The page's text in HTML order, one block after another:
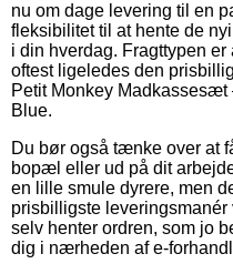
nu om dage levering til en
fleksibilitet til at hente de
i din hverdag. Fragttypen
oftest ligeledes den
Petit Monkey
Blue.
Du bør også tænke over at
bopæl eller ud på dit
en lille smule dyrere, men
prisbilligste
selv henter ordren, som jo
dig i nærheden af e-